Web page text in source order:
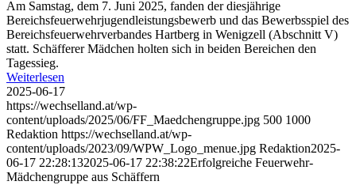
Am Samstag, dem 7. Juni 2025, fanden der diesjährige
Bereichsfeuerwehrjugendleistungsbewerb und das Bewerbsspiel des
Bereichsfeuerwehrverbandes Hartberg in Wenigzell (Abschnitt V)
statt. Schäfferer Mädchen holten sich in beiden Bereichen den
Tagessieg.
Weiterlesen
2025-06-17
https://wechselland.at/wp-
content/uploads/2025/06/FF_Maedchengruppe.jpg 500 1000
Redaktion https://wechselland.at/wp-
content/uploads/2023/09/WPW_Logo_menue.jpg Redaktion2025-
06-17 22:28:132025-06-17 22:38:22Erfolgreiche Feuerwehr-
Mädchengruppe aus Schäffern